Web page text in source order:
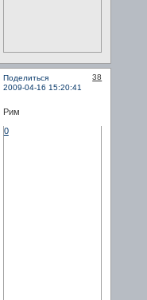
Поделиться
38
2009-04-16 15:20:41
Рим
0